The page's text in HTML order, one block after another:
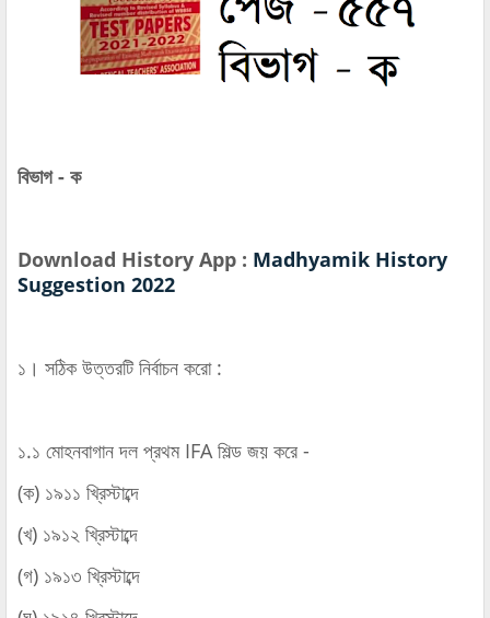
বিভাগ - ক
Download History App : Madhyamik History
Suggestion 2022
১। সঠিক উত্তরটি নির্বাচন করো :
১.১ মোহনবাগান দল প্রথম IFA শিল্ড জয় করে -
(ক) ১৯১১ খ্রিস্টাব্দে
(খ) ১৯১২ খ্রিস্টাব্দে
(গ) ১৯১৩ খ্রিস্টাব্দে